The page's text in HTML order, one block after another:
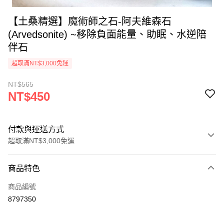
【土桑精選】魔術師之石-阿夫維森石
(Arvedsonite) ~移除負面能量、助眠、水逆陪
伴石
超取滿NT$3,000免運
NT$565
NT$450
付款與運送方式
超取滿NT$3,000免運
信用卡一次付款
超商取貨付款
商品特色
商品編號
8797350